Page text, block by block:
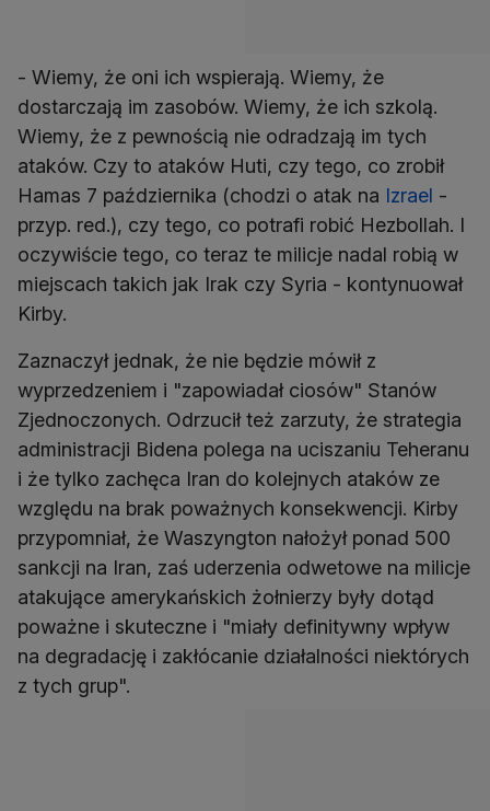
- Wiemy, że oni ich wspierają. Wiemy, że
dostarczają im zasobów. Wiemy, że ich szkolą.
Wiemy, że z pewnością nie odradzają im tych
ataków. Czy to ataków Huti, czy tego, co zrobił
Hamas 7 października (chodzi o atak na Izrael -
przyp. red.), czy tego, co potrafi robić Hezbollah. I
oczywiście tego, co teraz te milicje nadal robią w
miejscach takich jak Irak czy Syria - kontynuował
Kirby.
Zaznaczył jednak, że nie będzie mówił z
wyprzedzeniem i "zapowiadał ciosów" Stanów
Zjednoczonych. Odrzucił też zarzuty, że strategia
administracji Bidena polega na uciszaniu Teheranu
i że tylko zachęca Iran do kolejnych ataków ze
względu na brak poważnych konsekwencji. Kirby
przypomniał, że Waszyngton nałożył ponad 500
sankcji na Iran, zaś uderzenia odwetowe na milicje
atakujące amerykańskich żołnierzy były dotąd
poważne i skuteczne i "miały definitywny wpływ
na degradację i zakłócanie działalności niektórych
z tych grup".